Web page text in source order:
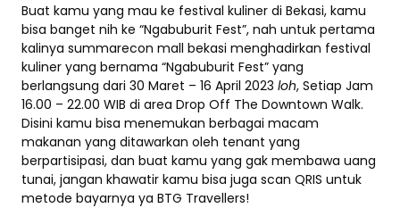
Buat kamu yang mau ke festival kuliner di Bekasi, kamu
bisa banget nih ke “Ngabuburit Fest”, nah untuk pertama
kalinya summarecon mall bekasi menghadirkan festival
kuliner yang bernama “Ngabuburit Fest” yang
berlangsung dari 30 Maret – 16 April 2023 loh, Setiap Jam
16.00 – 22.00 WIB di area Drop Off The Downtown Walk.
Disini kamu bisa menemukan berbagai macam
makanan yang ditawarkan oleh tenant yang
berpartisipasi, dan buat kamu yang gak membawa uang
tunai, jangan khawatir kamu bisa juga scan QRIS untuk
metode bayarnya ya BTG Travellers!